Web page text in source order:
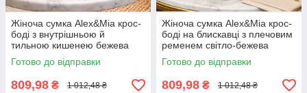
Жіноча сумка Alex&Mia крос-
боді з внутрішньою й
тильною кишенею бежева
Готово до відправки
809,98 ₴ 1 012,48 ₴
Жіноча сумка Alex&Mia крос-
боді на блискавці з плечовим
ременем світло-бежева
Готово до відправки
809,98 ₴ 1 012,48 ₴